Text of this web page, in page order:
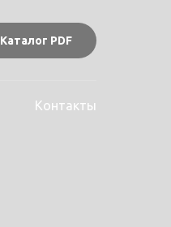
Каталог PDF
Контакты